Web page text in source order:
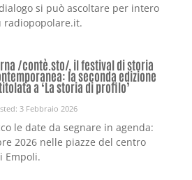
si può ascoltare per intero
radiopopolare.it.
/contè.sto/, il festival di storia
la seconda edizione
a ‘La storia di profilo’
3 Febbraio 2026
le date da segnare in agenda:
2026 nelle piazze del centro
Empoli.